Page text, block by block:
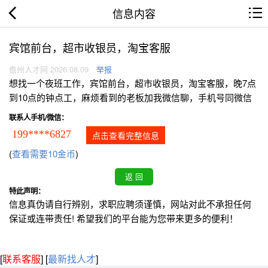
信息内容
宾馆前台，超市收银员，淘宝客服
儋州人才网 2026.08.09 举报
想找一个夜班工作，宾馆前台，超市收银员，淘宝客服，晚7点
到10点的钟点工，麻烦看到的老板加我微信聊，手机号同微信
联系人手机/微信：
199****6827 点击查看完整信息
(查看需要10金币)
特此声明：
信息真伪请自行辨别，求职应聘须谨慎，网站对此不承担任何
保证或连带责任! 希望我们的平台能为您带来更多的便利！
[联系客服] [最新找人才]